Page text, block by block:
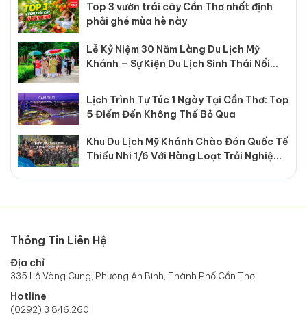
Top 3 vườn trái cây Cần Thơ nhất định
phải ghé mùa hè này
Lễ Kỷ Niệm 30 Năm Làng Du Lịch Mỹ
Khánh – Sự Kiện Du Lịch Sinh Thái Nổi
Lịch Trình Tự Túc 1 Ngày Tại Cần Thơ: Top
5 Điểm Đến Không Thể Bỏ Qua
Khu Du Lịch Mỹ Khánh Chào Đón Quốc Tế
Thiếu Nhi 1/6 Với Hàng Loạt Trải Nghiệm
Thông Tin Liên Hệ
Địa chỉ
335 Lộ Vòng Cung, Phường An Bình, Thành Phố Cần Thơ
Hotline
(0292) 3 846.260